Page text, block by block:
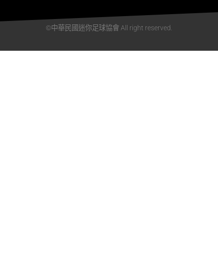
©中華民國迷你足球協會 All right reserved.